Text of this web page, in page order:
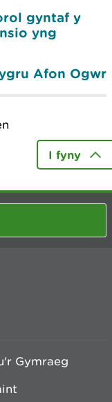
gyntaf y
yng
Afon Ogwr
I fyny
Gymraeg